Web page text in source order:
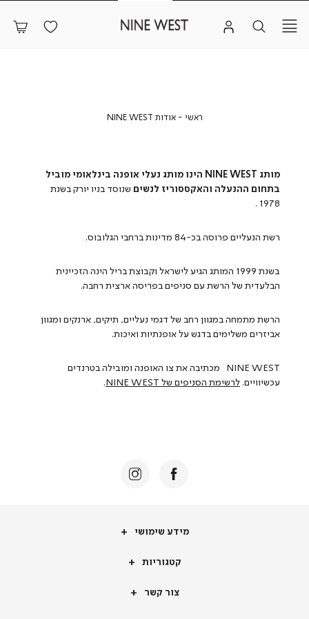
ראשי ראשי
אודות NINE WEST
אודות
מותג הינו מותג נעלי אופנה בינלאומי מוביל
בתחום ההנעלה והאקססוריז לנשים שנוסד בניו יורק בשנת
1978 .
רשת הנעליים פרוסה בכ-84 מדינות ברחבי הגלובוס.
בשנת המותג הגיעלישראל וקבוצת בריל הינה הזכיינית
הבלעדית של הרשת עם סניפים בפריסהארצית רחבה.
הרשת מתמחה במגוון רחב של דגמי נעליים, תיקים, ארנקים ומגוון
אביזרים משלימים בדגש עלאופנתיות ואיכות.
NINE WEST מכתיבהאתצו האופנה ומובילה בטרנדים
עכשיוויים. לרשימת הסניפים של NINE WEST .
מידע
מידע שימושי
קטגוריותקטגוריות
צור
צור קשר